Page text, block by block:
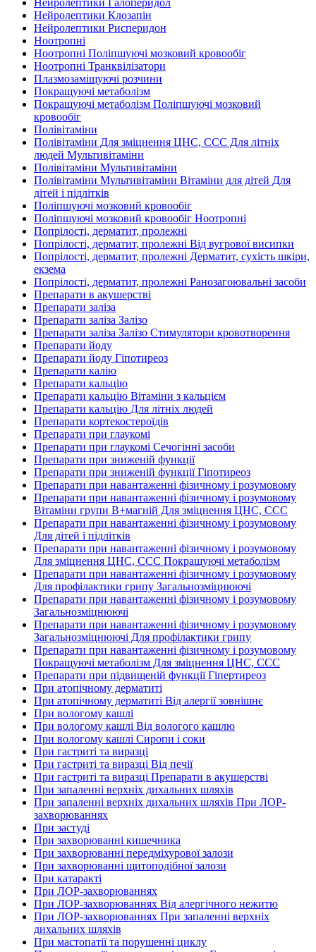
Нейролептики Клозапін
Нейролептики Рисперидон
Ноотропні
Ноотропні Поліпшуючі мозковий кровообіг
Ноотропні Транквілізатори
Плазмозаміщуючі розчини
Покращуючі метаболізм
Покращуючі метаболізм Поліпшуючі мозковий
кровообіг
Полівітаміни
Полівітаміни Для зміцнення ЦНС, ССС Для літніх
людей Мультивітаміни
Полівітаміни Мультивітаміни
Полівітаміни Мультивітаміни Вітаміни для дітей Для
дітей і підлітків
Поліпшуючі мозковий кровообіг
Поліпшуючі мозковий кровообіг Ноотропні
Попрілості, дерматит, пролежні
Попрілості, дерматит, пролежні Від вугрової висипки
Попрілості, дерматит, пролежні Дерматит, сухість шкіри,
екзема
Попрілості, дерматит, пролежні Ранозагоювальні засоби
Препарати в акушерстві
Препарати заліза
Препарати заліза Залізо
Препарати заліза Залізо Стимулятори кровотворення
Препарати йоду
Препарати йоду Гіпотиреоз
Препарати калію
Препарати кальцію
Препарати кальцію Вітаміни з кальцієм
Препарати кальцію Для літніх людей
Препарати кортекостероїдів
Препарати при глаукомі
Препарати при глаукомі Сечогінні засоби
Препарати при зниженій функції
Препарати при зниженій функції Гіпотиреоз
Препарати при навантаженні фізичному і розумовому
Препарати при навантаженні фізичному і розумовому
Вітаміни групи В+магній Для зміцнення ЦНС, ССС
Препарати при навантаженні фізичному і розумовому
Для дітей і підлітків
Препарати при навантаженні фізичному і розумовому
Для зміцнення ЦНС, ССС Покращуючі метаболізм
Препарати при навантаженні фізичному і розумовому
Для профілактики грипу Загальнозміцнюючі
Препарати при навантаженні фізичному і розумовому
Загальнозміцнюючі
Препарати при навантаженні фізичному і розумовому
Загальнозміцнюючі Для профілактики грипу
Препарати при навантаженні фізичному і розумовому
Покращуючі метаболізм Для зміцнення ЦНС, ССС
Препарати при підвищеній функції Гіпертиреоз
При атопічному дерматиті
При атопічному дерматиті Від алергії зовнішнє
При вологому кашлі
При вологому кашлі Від вологого кашлю
При вологому кашлі Сиропи і соки
При гастриті та виразці
При гастриті та виразці Від печії
При гастриті та виразці Препарати в акушерстві
При запаленні верхніх дихальних шляхів
При запаленні верхніх дихальних шляхів При ЛОР-
захворюваннях
При застуді
При захворюванні кишечника
При захворюванні передміхурової залози
При захворюванні щитоподібної залози
При катаракті
При ЛОР-захворюваннях
При ЛОР-захворюваннях Від алергічного нежитю
При ЛОР-захворюваннях При запаленні верхніх
дихальних шляхів
При мастопатії та порушенні циклу